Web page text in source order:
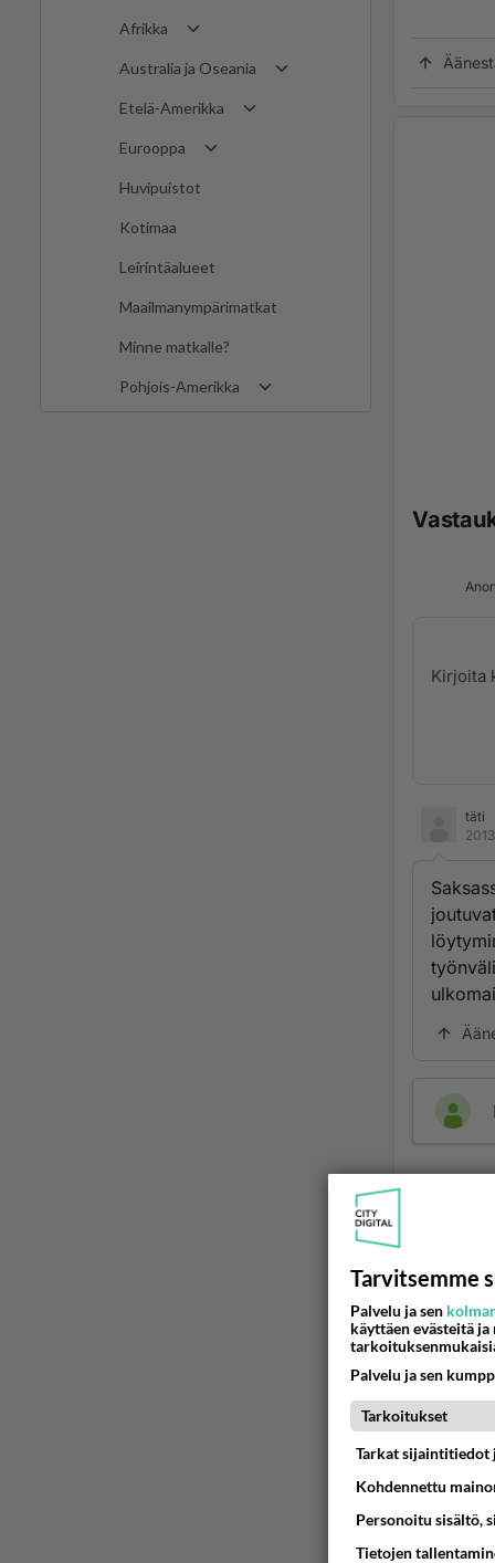
Afrikka
Australia ja Oseania
Etelä-Amerikka
Eurooppa
Huvipuistot
Kotimaa
Leirintäalueet
Maailmanympärimatkat
Minne matkalle?
Pohjois-Amerikka
täti
PÄIVÄ
Jos
06.08.2026
06.08.2026
Tarvitsemme
Palvelu ja sen
käyttäen evästeitä
Palvelu ja sen
Tarkoitukset
Tarkat sijaintitiedot
Kohdennettu
Personoitu sisältö,
Tietojen